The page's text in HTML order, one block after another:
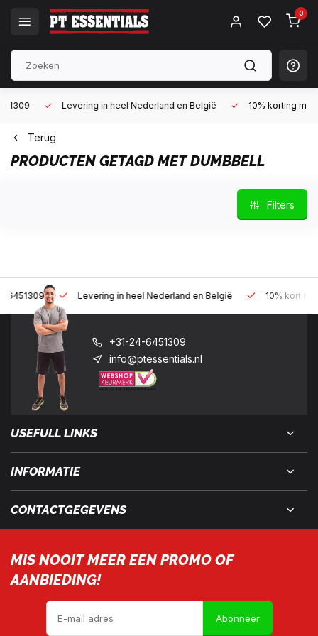
0
Levering in heel Nederland en België 10% korting met een
Terug
PRODUCTEN GETAGD MET DUMBBELL
Filters
Levering in heel Nederland en België 10% korting met een
+31-24-6451309
info@ptessentials.nl
USEFULL LINKS
INFORMATIE
CONTACTGEGEVENS
MIS NOOIT MEER EEN PROMO OF
AANBIEDING!
Abonneer